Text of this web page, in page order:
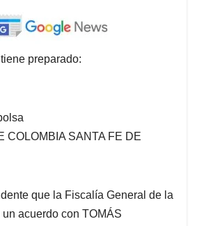
preparado:
COLOMBIA SANTA FE DE
que la Fiscalía General de la
acuerdo con TOMÁS